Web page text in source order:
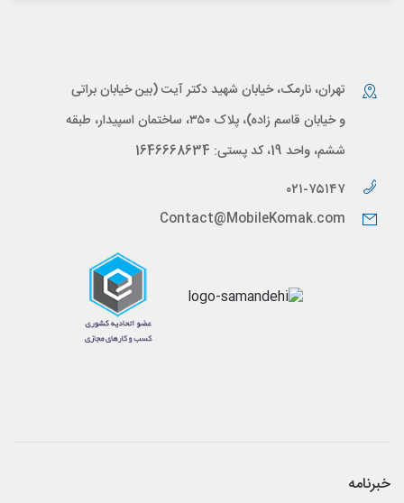
تهران، نارمک، خیابان شهید دکتر آیت (بین خیابان براتی
و خیابان قاسم زاده)، پلاک ۳۵۰، ساختمان اسپیدار، طبقه
ششم، واحد 19، کد پستی: 1646668634
۰۲۱-۷۵۱۴۷
Contact@MobileKomak.com
خبرنامه